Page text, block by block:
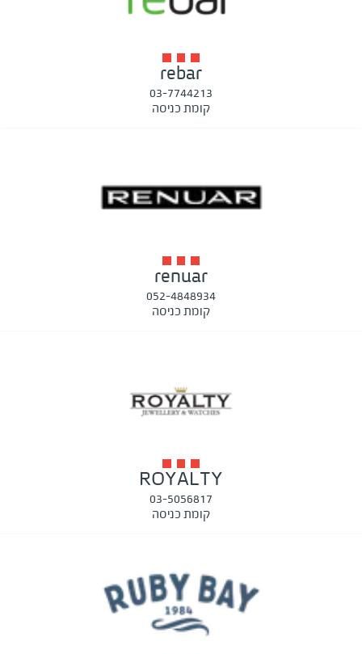
rebar
03-7744213
קומת כניסה
renuar
052-4848934
קומת כניסה
ROYALTY
03-5056817
קומת כניסה